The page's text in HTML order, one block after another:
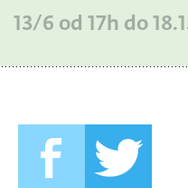
13/6 od 17h do